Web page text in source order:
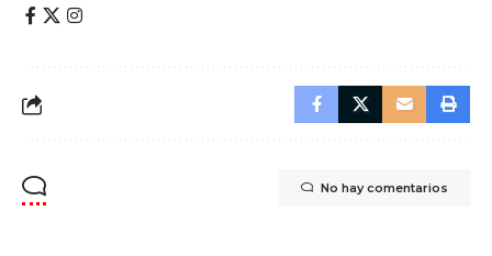
No hay comentarios